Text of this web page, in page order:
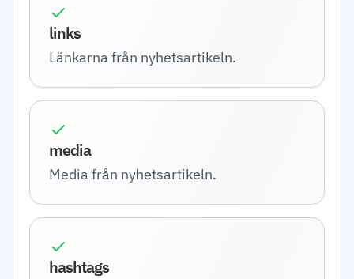
links
Länkarna från nyhetsartikeln.
media
Media från nyhetsartikeln.
hashtags